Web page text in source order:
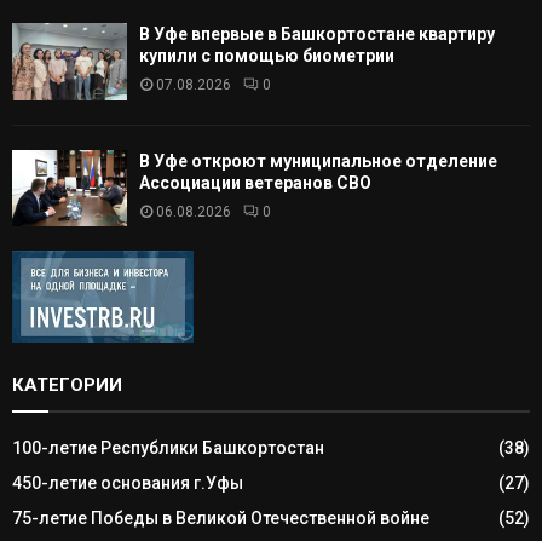
В Уфе впервые в Башкортостане квартиру
купили с помощью биометрии
07.08.2026 0
В Уфе откроют муниципальное отделение
Ассоциации ветеранов СВО
06.08.2026 0
КАТЕГОРИИ
100-летие Республики Башкортостан
(38)
450-летие основания г.Уфы
(27)
75-летие Победы в Великой Отечественной войне
(52)